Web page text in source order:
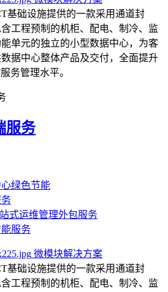
基础设施提供的一款采用通道封
工程预制的机柜、配电、制冷、监
单元的独立的小型数据中心，为客
数据中心整体产品及交付，全面提升
务管理水平。
服务
绿色节能
式运维管理外包服务
服务
微模块解决方案
基础设施提供的一款采用通道封
工程预制的机柜、配电、制冷、监